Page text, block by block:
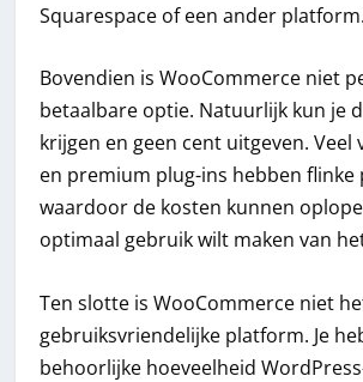
Squarespace of een ander platform.
Bovendien is WooCommerce niet
betaalbare optie. Natuurlijk kun je
krijgen en geen cent uitgeven. Veel
en premium plug-ins hebben flinke
waardoor de kosten kunnen
optimaal gebruik wilt maken van
Ten slotte is WooCommerce niet
gebruiksvriendelijke platform. Je
behoorlijke hoeveelheid